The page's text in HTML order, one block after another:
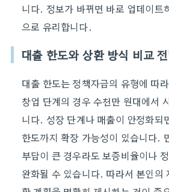
니다. 정보가 바뀌면 바로 업데이트
으로 유리합니다.
대출 한도와 상환 방식 비교
대출 한도는 정책자금의 유형에 따
창업 단계의 경우 수천만 원대에서
니다. 성장 단계나 매출이 안정화되
한도까지 확장 가능성이 있습니다.
부담이 큰 경우라도 보증비율이나
완화될 수 있습니다. 따라서 본인의